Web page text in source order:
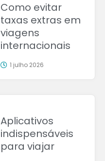
Como evitar
taxas extras em
viagens
internacionais
1 julho 2026
Aplicativos
indispensáveis
para viajar